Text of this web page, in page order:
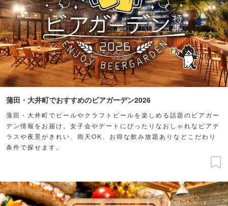
蒲田・大井町でおすすめのビアガーデン2026
蒲田・大井町でビールやクラフトビールを楽しめる話題のビアガー
デン情報をお届け。女子会やデートにぴったりなおしゃれなビアテ
ラスや夜景がきれい、雨天OK、お得な飲み放題ありなどこだわり
条件で探せます。